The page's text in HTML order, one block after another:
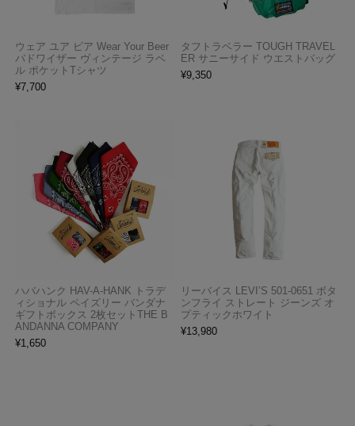
ウェア ユア ビア Wear Your Beer
バドワイザー ヴィンテージ ラベ
ル ポケットTシャツ
¥7,700
タフトラベラー TOUGH TRAVEL
ER サニーサイド ウエストバッグ
¥9,350
ハバハンク HAV-A-HANK トラデ
ィショナル ペイズリー バンダナ
ギフトボックス 2枚セットTHE B
ANDANNA COMPANY
¥1,650
リーバイス LEVI’S 501-0651 ボタ
ンフライ ストレート ジーンズ オ
プティックホワイト
¥13,980